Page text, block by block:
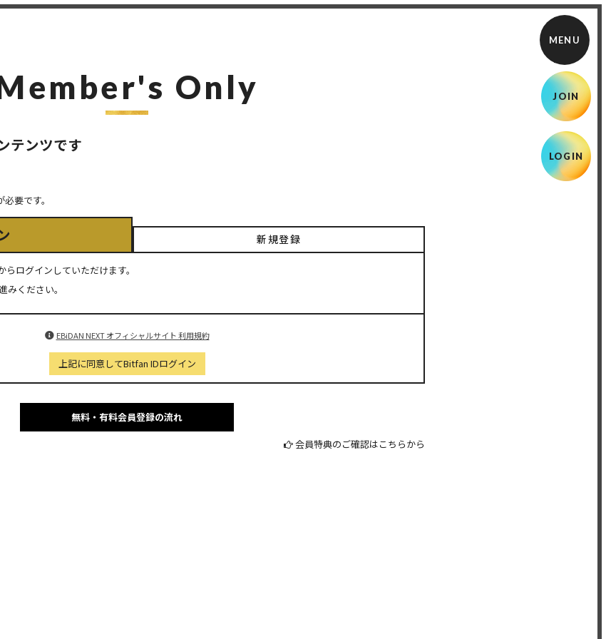
JOIN
LOGIN
Only
テンツです
要です。
新規登録
ログインしていただけます。
ください。
EBiDAN NEXT オフィシャルサイト 利用規約
上記に同意してBitfan IDログイン
無料・有料会員登録の流れ
会員特典のご確認はこちらから